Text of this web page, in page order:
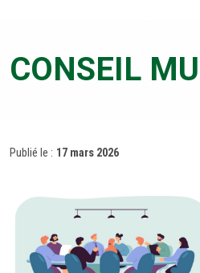
CONSEIL
Publié le : 17 mars 2026